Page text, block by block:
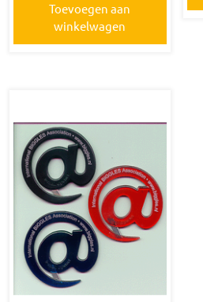
Toevoegen aan
winkelwagen